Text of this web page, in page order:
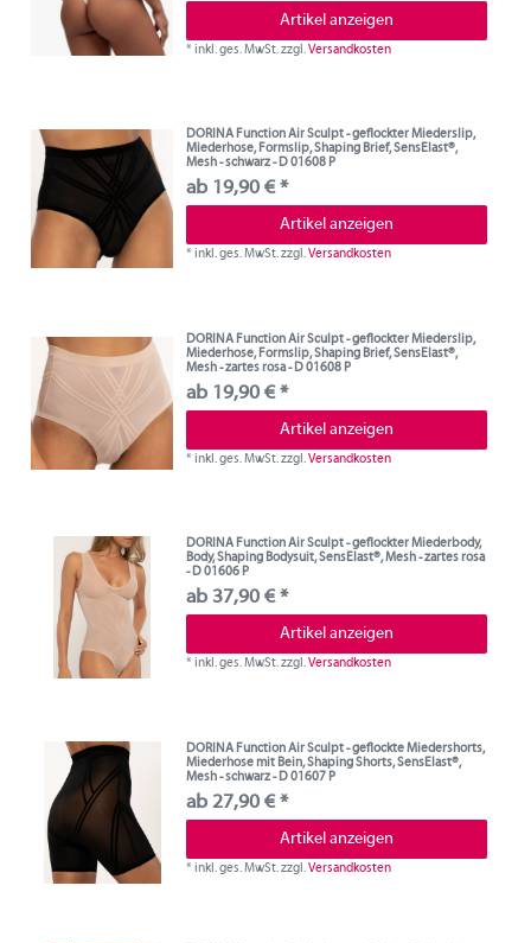
Artikel anzeigen
*inkl. ges. MwSt.zzgl.Versandkosten
DORINA Function Air Sculpt - geflockter Miederslip,
Miederhose, Formslip, Shaping Brief, SensElast®,
Mesh - schwarz - D 01608 P
ab 19,90 € *
Artikel anzeigen
*inkl. ges. MwSt.zzgl.Versandkosten
DORINA Function Air Sculpt - geflockter Miederslip,
Miederhose, Formslip, Shaping Brief, SensElast®,
Mesh - zartes rosa - D 01608 P
ab 19,90 € *
Artikel anzeigen
*inkl. ges. MwSt.zzgl.Versandkosten
DORINA Function Air Sculpt - geflockter Miederbody,
Body, Shaping Bodysuit, SensElast®, Mesh - zartes rosa
- D 01606 P
ab 37,90 € *
Artikel anzeigen
*inkl. ges. MwSt.zzgl.Versandkosten
DORINA Function Air Sculpt - geflockte Miedershorts,
Miederhose mit Bein, Shaping Shorts, SensElast®,
Mesh - schwarz - D 01607 P
ab 27,90 € *
Artikel anzeigen
*inkl. ges. MwSt.zzgl.Versandkosten